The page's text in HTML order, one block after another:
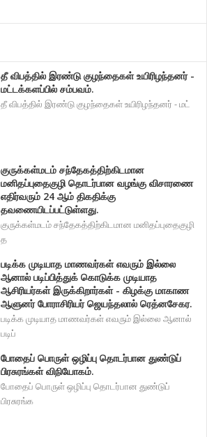
தீ விபத்தில் இரண்டு குழந்தைகள் உயிரிழந்தனர் -
மட்டக்களப்பில் சம்பவம்.
தீ விபத்தில் இரண்டு குழந்தைகள் உயிரிழந்தனர் - மட்
குருக்கள்மடம் சந்தேகத்திற்கிடமான
மனிதப்புதைகுழி தொடர்பான வழங்கு விசாரணை
எதிர்வரும் 24 ஆம் திகதிக்கு
தவணையிடப்பட்டுள்ளது.
குருக்கள்மடம் சந்தேகத்திற்கிடமான மனிதப்புதைகுழி
த
படிக்க முடியாத மாணவர்கள் எவரும் இல்லை
ஆனால் படிப்பித்துக் கொடுக்க முடியாத
ஆசிரியர்கள் இருக்கிறார்கள் - கிழக்கு மாகாண
ஆளுனர் போராசிரியர் ஜெயந்தலால் ரெத்னசேகர.
படிக்க முடியாத மாணவர்கள் எவரும் இல்லை ஆனால்
படிப்
போதைப் பொருள் ஒழிப்பு தொடர்பான துண்டுப்
பிரசுரங்கள் விநியோகம்.
போதைப் பொருள் ஒழிப்பு தொடர்பான துண்டுப்
பிரசுரங்க